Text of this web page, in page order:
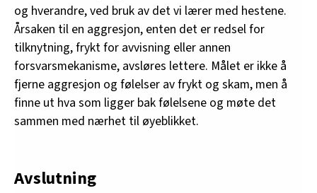
og hverandre, ved bruk av det vi lærer med hestene.
Årsaken til en aggresjon, enten det er redsel for
tilknytning, frykt for avvisning eller annen
forsvarsmekanisme, avsløres lettere. Målet er ikke å
fjerne aggresjon og følelser av frykt og skam, men å
finne ut hva som ligger bak følelsene og møte det
sammen med nærhet til øyeblikket.
Avslutning